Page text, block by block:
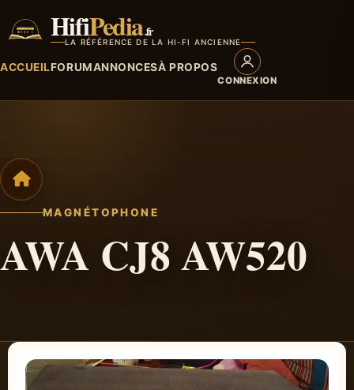
HifiPedia.fr
LA RÉFÉRENCE DE LA HI-FI ANCIENNE
ACCUEILFORUMANNONCESÀ PROPOS
CONNEXION
MAGNÉTOPHONE
AWA CJ8 AW520